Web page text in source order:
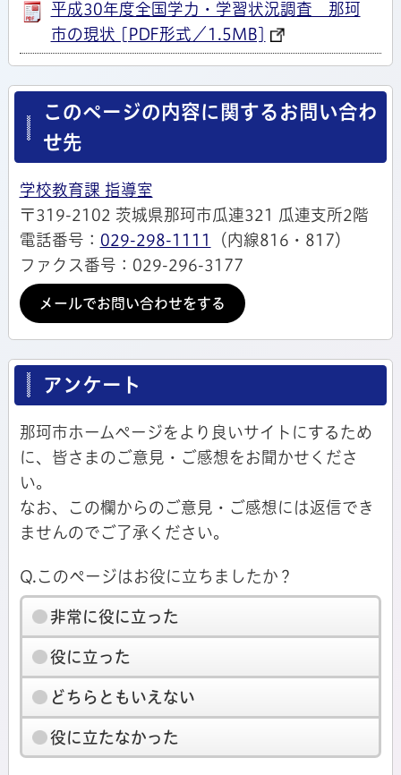
平成30年度全国学力・学習状況調査 那珂
市の現状 [PDF形式／1.5MB]
このページの内容に関するお問い合わ
せ先
学校教育課 指導室
〒319-2102 茨城県那珂市瓜連321 瓜連支所2階
電話番号： 029-298-1111
（内線816・817）
ファクス番号：029-296-3177
メールでお問い合わせをする
アンケート
那珂市ホームページをより良いサイトにするため
に、皆さまのご意見・ご感想をお聞かせくださ
い。
なお、この欄からのご意見・ご感想には返信でき
ませんのでご了承ください。
Q.このページはお役に立ちましたか？
非常に役に立った
役に立った
どちらともいえない
役に立たなかった